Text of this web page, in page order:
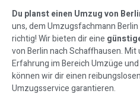
Du planst einen Umzug von
uns, dem Umzugsfachmann
richtig! Wir bieten dir eine
von Berlin nach Schaffhausen.
Erfahrung im Bereich Umzüge
können wir dir einen
Umzugsservice garantieren.